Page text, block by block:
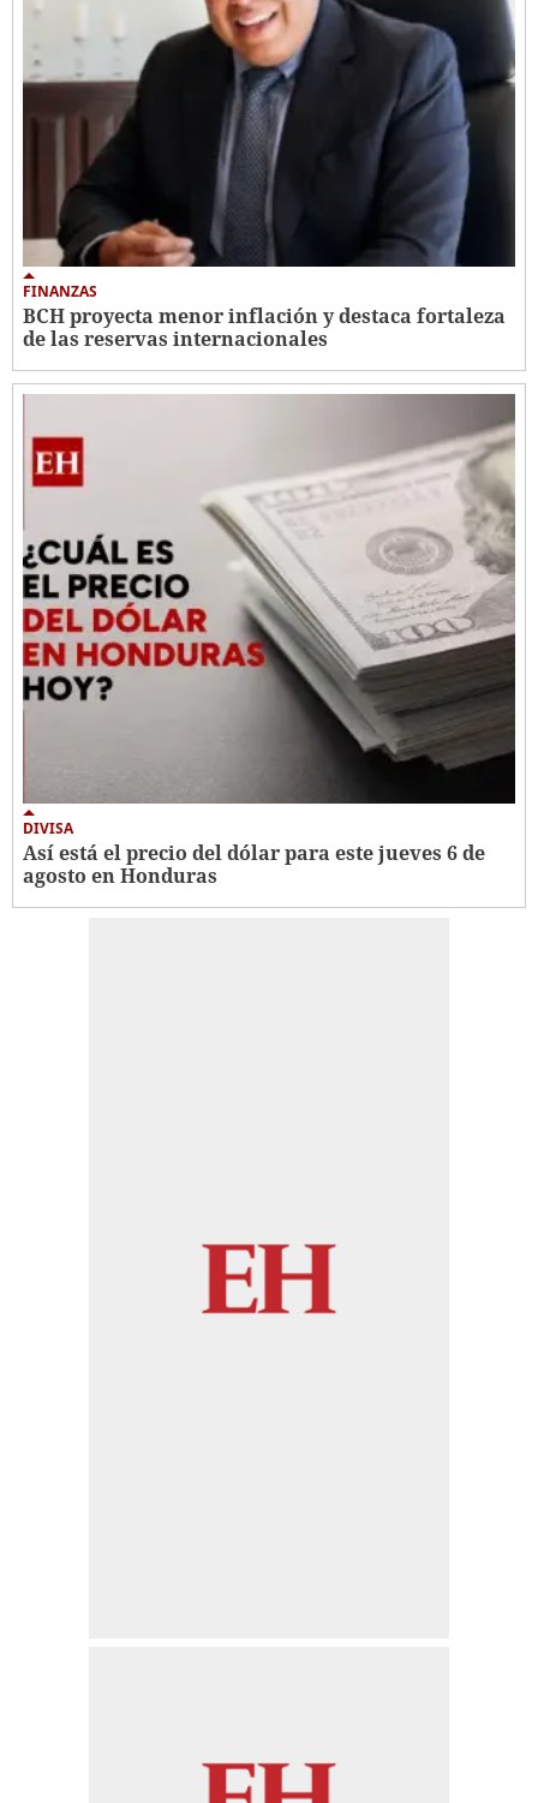
FINANZAS
BCH proyecta menor inflación y destaca fortaleza
de las reservas internacionales
DIVISA
Así está el precio del dólar para este jueves 6 de
agosto en Honduras